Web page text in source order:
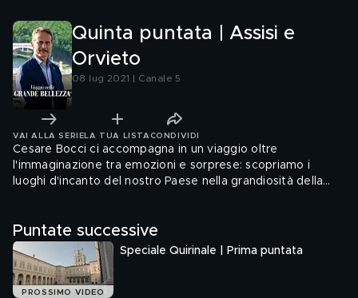
Quinta puntata | Assisi e
Orvieto
08 lug 2021 | Canale 5
VAI ALLA SERIE LA TUA LISTA CONDIVIDI
Cesare Bocci ci accompagna in un viaggio oltre
l'immaginazione tra emozioni e sorprese: scopriamo i
luoghi d'incanto del nostro Paese nella grandiosità della
Puntate successive
PROSSIMO VIDEO
Speciale Quirinale | Prima puntata